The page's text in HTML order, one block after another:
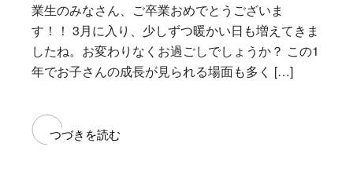
業生のみなさん、ご卒業おめでとうございま
す！！ 3月に入り、少しずつ暖かい日も増えてきま
したね。お変わりなくお過ごしでしょうか？ この1
年でお子さんの成長が見られる場面も多く […]
つづきを読む